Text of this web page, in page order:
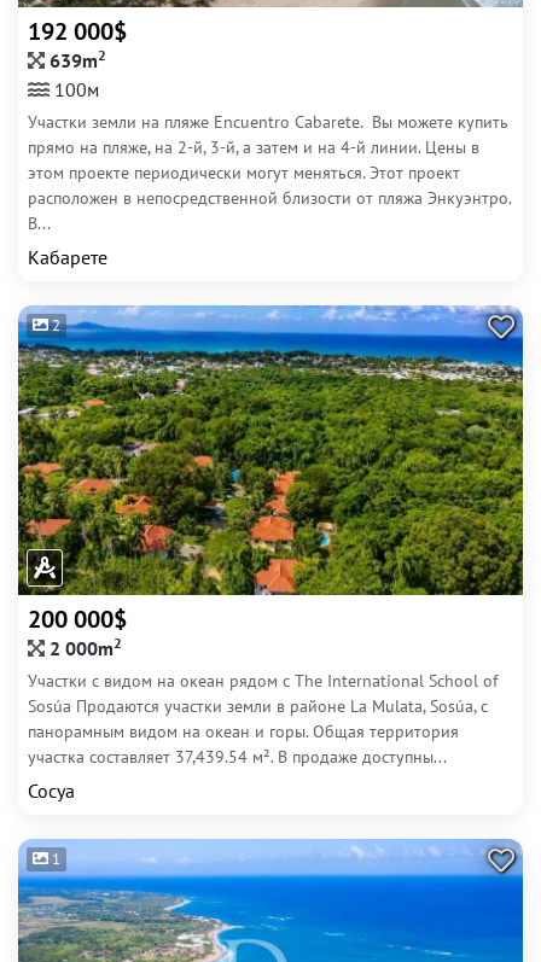
192 000$
639m2
100м
Участки земли на пляже Encuentro Cabarete. Вы можете купить
прямо на пляже, на 2-й, 3-й, а затем и на 4-й линии. Цены в
этом проекте периодически могут меняться. Этот проект
расположен в непосредственной близости от пляжа Энкуэнтро.
В...
Кабарете
2
200 000$
2 000m2
Участки с видом на океан рядом с The International School of
Sosúa Продаются участки земли в районе La Mulata, Sosúa, с
панорамным видом на океан и горы. Общая территория
участка составляет 37,439.54 м². В продаже доступны...
Сосуа
1